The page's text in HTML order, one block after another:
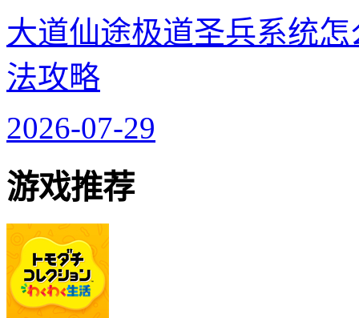
大道仙途极道圣兵系统
法攻略
2026-07-29
游戏推荐